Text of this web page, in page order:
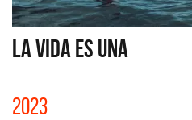
LA VIDA ES UNA
2023